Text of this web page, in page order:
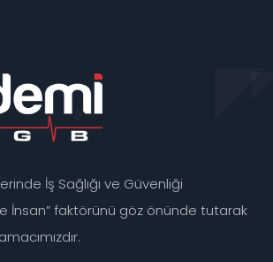
İş Sağlığı ve Güvenliği
İnsan” faktörünü göz önünde tutarak